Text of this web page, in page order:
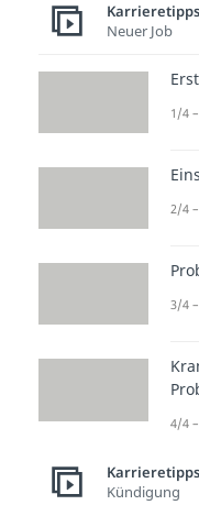
Karrieretipps
Neuer Job
1/4
2/4
3/4
4/4
Karrieretipps
Kündigung